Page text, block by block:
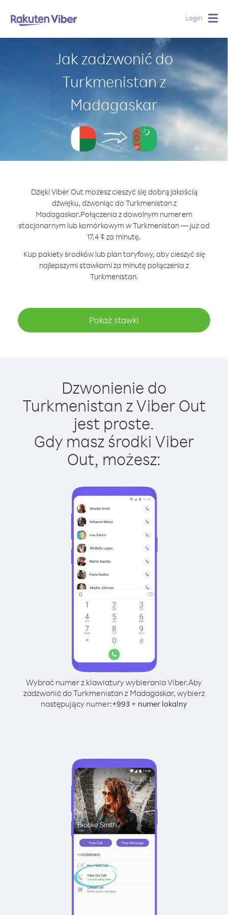
Login
Jak zadzwonić do
Turkmenistan z
Madagaskar
Dzięki Viber Out możesz cieszyć się dobrą jakością
dźwięku, dzwoniąc do Turkmenistan z
Madagaskar.Połączenia z dowolnym numerem
stacjonarnym lub komórkowym w Turkmenistan — już od
17.4 ¢ za minutę.
Kup pakiety środków lub plan taryfowy, aby cieszyć się
najlepszymi stawkami za minutę połączenia z
Turkmenistan.
Pokaż stawki
Dzwonienie do
Turkmenistan z Viber Out
jest proste.
Gdy masz środki Viber
Out, możesz:
Wybrać numer z klawiatury wybierania Viber.Aby
zadzwonić do Turkmenistan z Madagaskar, wybierz
następujący numer:+993 + numer lokalny